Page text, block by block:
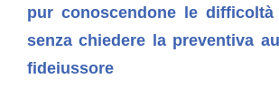
pur conoscendone le difficoltà
senza chiedere la preventiva
fideiussore